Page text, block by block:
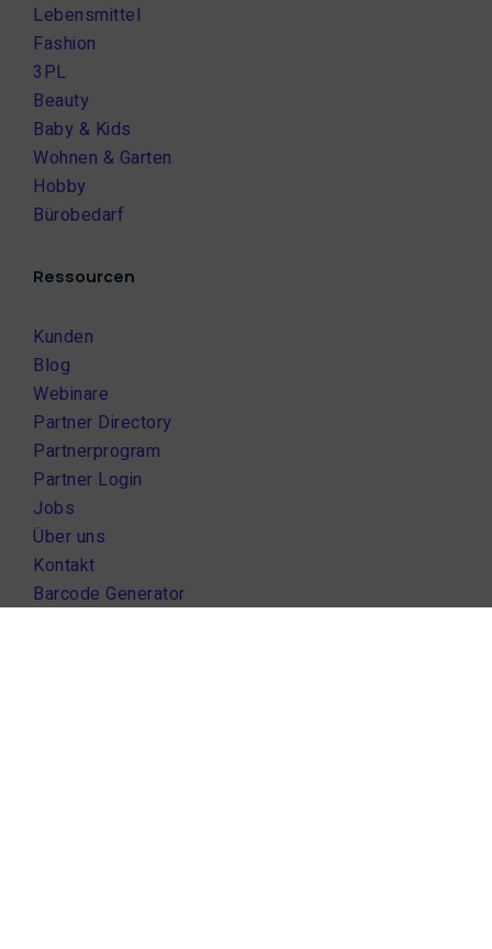
Lebensmittel
Fashion
3PL
Beauty
Baby & Kids
Wohnen & Garten
Hobby
Bürobedarf
Ressourcen
Kunden
Blog
Webinare
Partner Directory
Partnerprogram
Partner Login
Jobs
Über uns
Kontakt
Barcode Generator